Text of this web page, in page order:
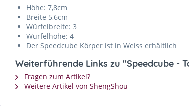
Höhe: 7,8cm
Breite 5,6cm
Würfelbreite: 3
Würfelhöhe: 4
Der Speedcube Körper ist in Weiss erhältlich
Weiterführende Links zu "Speedcube -
Fragen zum Artikel?
Weitere Artikel von ShengShou